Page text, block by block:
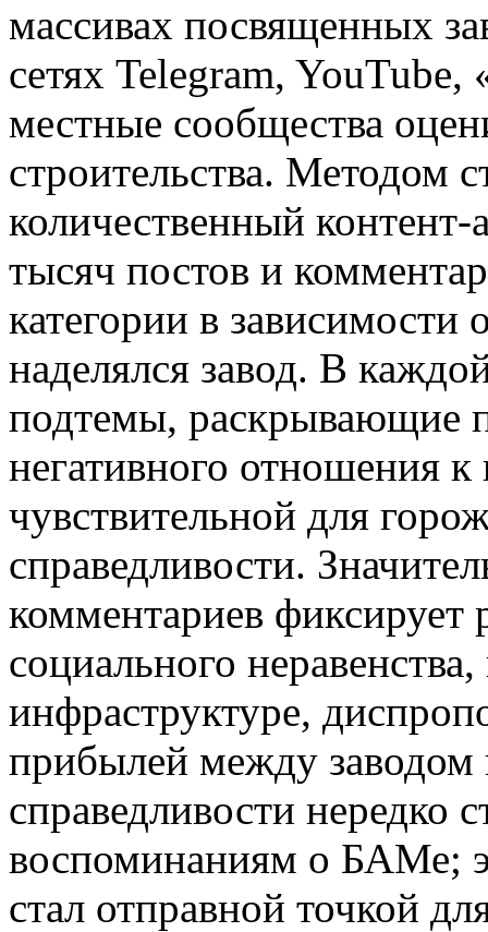
массивах посвященных
сетях Telegram, YouTube,
местные сообщества
строительства. Методом
количественный
тысяч постов и
категории в зависимости
наделялся завод. В
подтемы, раскрывающие
негативного отношения к
чувствительной для
справедливости.
комментариев фиксирует
социального
инфраструктуре,
прибылей между заводом
справедливости нередко
воспоминаниям о БАМе;
стал отправной точкой